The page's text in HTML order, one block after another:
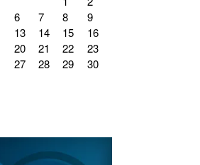
6 7 8
9
13 14 15
16
20 21 22
23
27 28 29
30